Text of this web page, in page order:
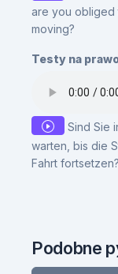
are you obliged
moving?
Testy na
Sind Sie
warten, bis die
Fahrt fortsetzen?
Podobne